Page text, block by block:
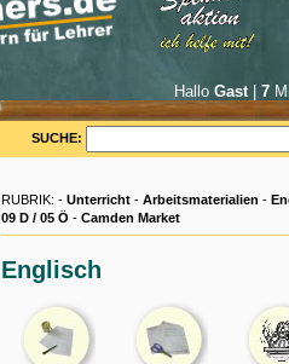
Hallo Gast| 7
SUCHE:
RUBRIK: - Unterricht - Arbeitsmaterialien -
09 D / 05 Ö - Camden Market
Englisch